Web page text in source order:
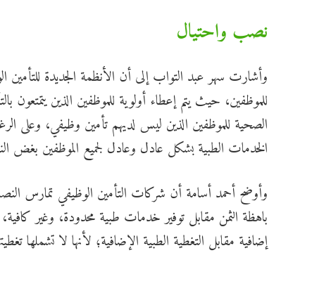
نصب واحتيال
وأشارت سهر عبد التواب إلىأن الأنظمة الجديدة
للموظفين، حيث يتم إعطاء أولوية للموظفين الذين يتمتعون
الصحية للموظفين الذين ليس لديهم تأمين وظيفي، وعلى
الخدمات الطبية بشكل عادل وعادل لجميع الموظفين بغض
وأوضح أحمد أسامة أن شركات التأمين الوظيفي تمارس
باهظة الثمن مقابل توفير خدمات طبية محدودة، وغير
إضافية مقابل التغطية الطبية الإضافية؛ لأنها لا تشملها